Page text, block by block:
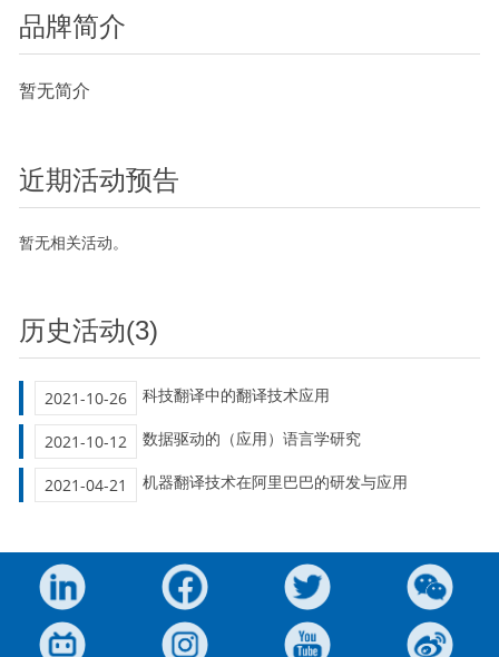
品牌简介
暂无简介
近期活动预告
暂无相关活动。
历史活动(3)
2021-10-26 科技翻译中的翻译技术应用
2021-10-12 数据驱动的（应用）语言学研究
2021-04-21 机器翻译技术在阿里巴巴的研发与应用